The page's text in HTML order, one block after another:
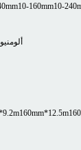
10-160mm10-
160mm*12.5m